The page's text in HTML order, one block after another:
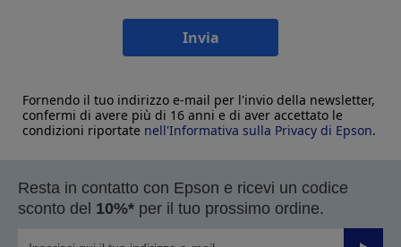
Invia
Fornendo il tuo indirizzo e-mail per l'invio della newsletter,
confermi di avere più di 16 anni e di aver accettato le
condizioni riportate nell'Informativa sulla Privacy di Epson.
Resta in contatto con Epson e ricevi un codice
sconto del 10%* per il tuo prossimo ordine.